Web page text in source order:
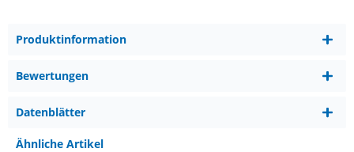
Produktinformation
Bewertungen
Datenblätter
Ähnliche Artikel